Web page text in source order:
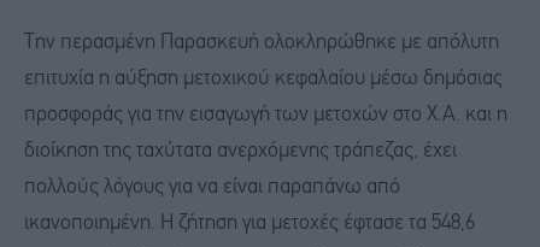
Την περασμένη Παρασκευή ολοκληρώθηκε με απόλυτη
επιτυχία η αύξηση μετοχικού κεφαλαίου μέσω δημόσιας
προσφοράς για την εισαγωγή των μετοχών στο Χ.Α. και η
διοίκηση της ταχύτατα ανερχόμενης τράπεζας, έχει
πολλούς λόγους για να είναι παραπάνω από
ικανοποιημένη. Η ζήτηση για μετοχές έφτασε τα 548,6